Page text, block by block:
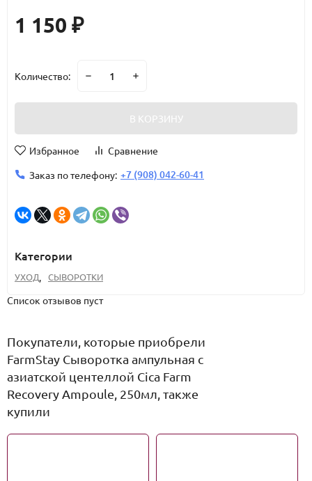
1 150 ₽
Количество:
В КОРЗИНУ
Избранное
Сравнение
Заказ по телефону: +7 (908) 042-60-41
Категории
УХОД, СЫВОРОТКИ
Список отзывов пуст
Покупатели, которые приобрели
FarmStay Сыворотка ампульная с
азиатской центеллой Cica Farm
Recovery Ampoule, 250мл, также
купили